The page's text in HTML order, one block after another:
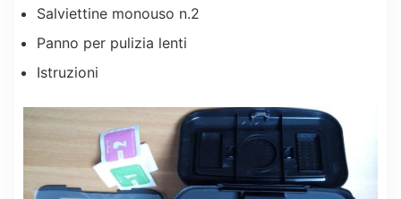
Salviettine monouso n.2
Panno per pulizia lenti
Istruzioni